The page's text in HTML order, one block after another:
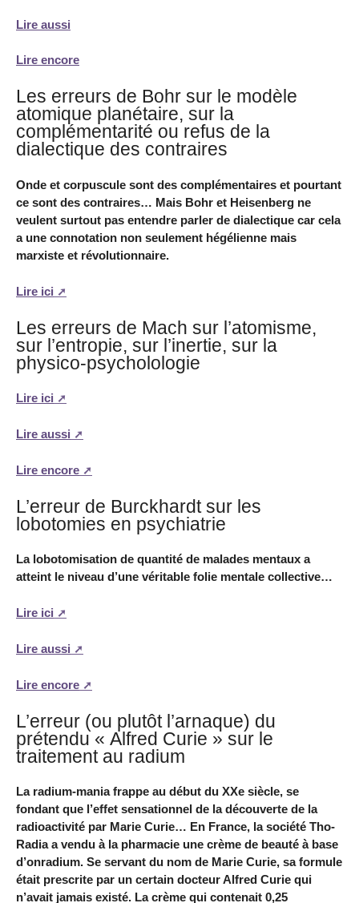
Lire aussi
Lire encore
Les erreurs de Bohr sur le modèle
atomique planétaire, sur la
complémentarité ou refus de la
dialectique des contraires
Onde et corpuscule sont des complémentaires et pourtant
ce sont des contraires… Mais Bohr et Heisenberg ne
veulent surtout pas entendre parler de dialectique car cela
a une connotation non seulement hégélienne mais
marxiste et révolutionnaire.
Lire ici
Les erreurs de Mach sur l’atomisme,
sur l’entropie, sur l’inertie, sur la
physico-psycholologie
Lire ici
Lire aussi
Lire encore
L’erreur de Burckhardt sur les
lobotomies en psychiatrie
La lobotomisation de quantité de malades mentaux a
atteint le niveau d’une véritable folie mentale collective…
Lire ici
Lire aussi
Lire encore
L’erreur (ou plutôt l’arnaque) du
prétendu « Alfred Curie » sur le
traitement au radium
La radium-mania frappe au début du XXe siècle, se
fondant que l’effet sensationnel de la découverte de la
radioactivité par Marie Curie… En France, la société Tho-
Radia a vendu à la pharmacie une crème de beauté à base
d’onradium. Se servant du nom de Marie Curie, sa formule
était prescrite par un certain docteur Alfred Curie qui
n’avait jamais existé. La crème qui contenait 0,25